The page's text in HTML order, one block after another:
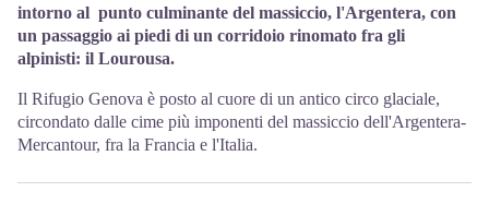
intorno al punto culminante del massiccio, l'Argentera, con
un passaggio ai piedi di un corridoio rinomato fra gli
alpinisti: il Lourousa.
Il Rifugio Genova è posto al cuore di un antico circo glaciale,
circondato dalle cime più imponenti del massiccio dell'Argentera-
Mercantour, fra la Francia e l'Italia.